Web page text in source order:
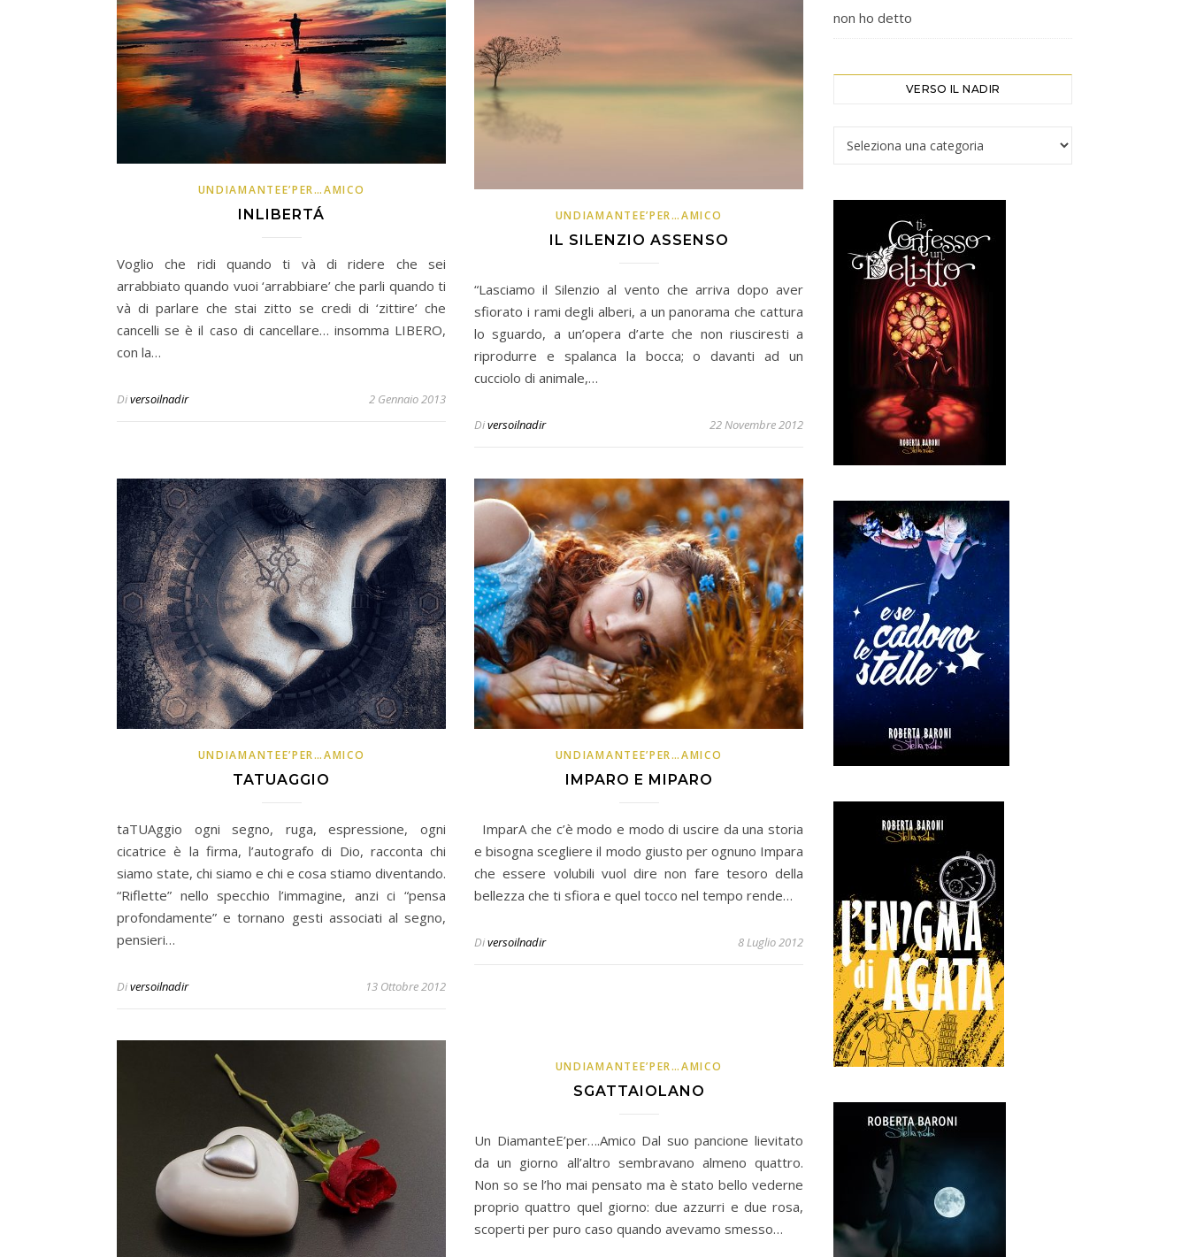
UNDIAMANTEE’PER…AMICO
INLIBERTÁ
Voglio che ridi quando ti và di ridere che sei
arrabbiato quando vuoi ‘arrabbiare’ che parli quando ti
và di parlare che stai zitto se credi di ‘zittire’ che
cancelli se è il caso di cancellare… insomma LIBERO,
con la…
Diversoilnadir 2 Gennaio 2013
UNDIAMANTEE’PER…AMICO
IL SILENZIO ASSENSO
“Lasciamo il Silenzio al vento che arriva dopo aver
sfiorato i rami degli alberi, a un panorama che cattura
lo sguardo, a un’opera d’arte che non riusciresti a
riprodurre e spalanca la bocca; o davanti ad un
cucciolo di animale,…
Diversoilnadir 22 Novembre 2012
UNDIAMANTEE’PER…AMICO
TATUAGGIO
taTUAggio ogni segno, ruga, espressione, ogni
cicatrice è la firma, l’autografo di Dio, racconta chi
siamo state, chi siamo e chi e cosa stiamo diventando.
“Riflette” nello specchio l’immagine, anzi ci “pensa
profondamente” e tornano gesti associati al segno,
pensieri…
Diversoilnadir 13 Ottobre 2012
UNDIAMANTEE’PER…AMICO
IMPARO E MIPARO
ImparA che c’è modo e modo di uscire da una storia
e bisogna scegliere il modo giusto per ognuno Impara
che essere volubili vuol dire non fare tesoro della
bellezza che ti sfiora e quel tocco nel tempo rende…
Diversoilnadir 8 Luglio 2012
UNDIAMANTEE’PER…AMICO
SGATTAIOLANO
Un DiamanteE’per….Amico Dal suo pancione lievitato
da un giorno all’altro sembravano almeno quattro.
Non so se l’ho mai pensato ma è stato bello vederne
proprio quattro quel giorno: due azzurri e due rosa,
scoperti per puro caso quando avevamo smesso…
non ho detto
VERSO IL NADIR